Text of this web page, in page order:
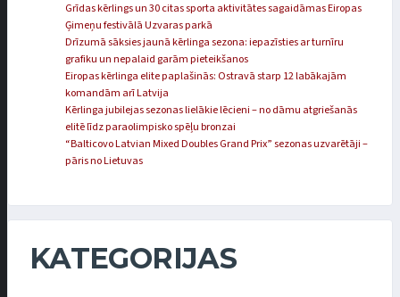
Grīdas kērlings un 30 citas sporta aktivitātes sagaidāmas Eiropas
Ģimeņu festivālā Uzvaras parkā
Drīzumā sāksies jaunā kērlinga sezona: iepazīsties ar turnīru
grafiku un nepalaid garām pieteikšanos
Eiropas kērlinga elite paplašinās: Ostravā starp 12 labākajām
komandām arī Latvija
Kērlinga jubilejas sezonas lielākie lēcieni – no dāmu atgriešanās
elitē līdz paraolimpisko spēļu bronzai
“Balticovo Latvian Mixed Doubles Grand Prix” sezonas uzvarētāji –
pāris no Lietuvas
KATEGORIJAS